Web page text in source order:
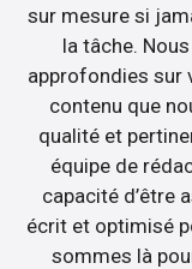
sur mesure si
la tâche.
approfondies sur
contenu que
qualité et
équipe de
capacité d’être
écrit et optimisé
sommes là